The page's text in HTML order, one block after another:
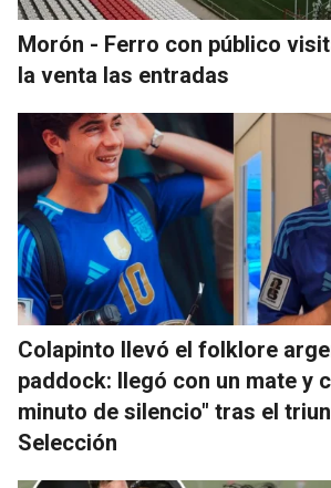
Morón - Ferro con público
la venta las entradas
Colapinto llevó el folklore
paddock: llegó con un mate y
minuto de silencio" tras el
Selección